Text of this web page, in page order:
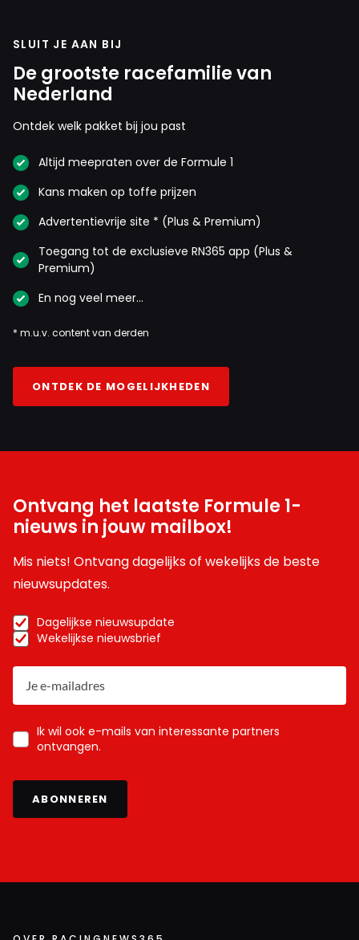
SLUIT JE AAN BIJ
De grootste racefamilie van
Nederland
Ontdek welk pakket bij jou past
Altijd meepraten over de Formule 1
Kans maken op toffe prijzen
Advertentievrije site * (Plus & Premium)
Toegang tot de exclusieve RN365 app (Plus &
Premium)
En nog veel meer…
* m.u.v. content van derden
ONTDEK DE MOGELIJKHEDEN
Ontvang het laatste Formule 1-
nieuws in jouw mailbox!
Mis niets! Ontvang dagelijks of wekelijks de beste
nieuwsupdates.
Dagelijkse nieuwsupdate
Wekelijkse nieuwsbrief
Ik wil ook e-mails van interessante partners
ontvangen.
ABONNEREN